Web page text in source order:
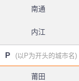
南通
内江
P (以P为开头的城市名)
莆田